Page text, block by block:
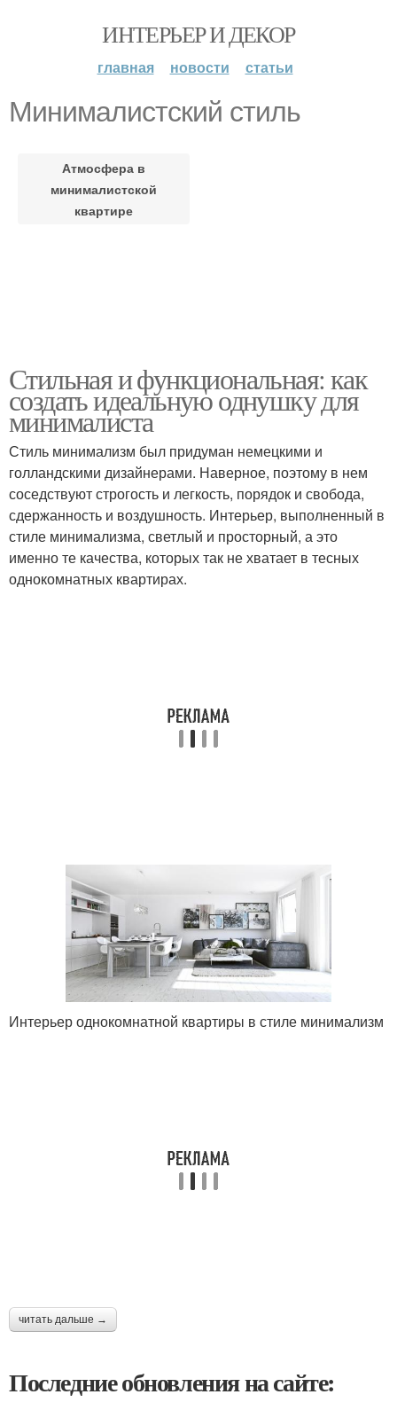
ИНТЕРЬЕР И ДЕКОР
главная новости статьи
Минималистский стиль
Атмосфера в
минималистской
квартире
Стильная и функциональная: как
создать идеальную однушку для
минималиста
Стиль минимализм был придуман немецкими и
голландскими дизайнерами. Наверное, поэтому в нем
соседствуют строгость и легкость, порядок и свобода,
сдержанность и воздушность. Интерьер, выполненный в
стиле минимализма, светлый и просторный, а это
именно те качества, которых так не хватает в тесных
однокомнатных квартирах.
Интерьер однокомнатной квартиры в стиле минимализм
читать дальше →
Последние обновления на сайте: